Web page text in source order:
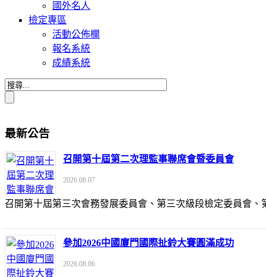
國外名人
檢定專區
活動公佈欄
報名系統
成績系統
最新公告
召開第十屆第二次理監事聯席會暨委員會
2026.08.07
召開第十屆第三次會務發展委員會、第三次級段檢定委員
參加2026中國廈門國際扯鈴大賽圓滿成功
2026.08.06